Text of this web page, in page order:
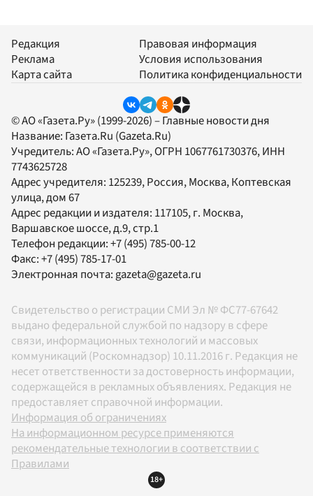
Редакция
Реклама
Карта сайта
Правовая информация
Условия использования
Политика конфиденциальности
© АО «Газета.Ру» (1999-2026) – Главные новости дня
Название: Газета.Ru (Gazeta.Ru)
Учредитель:АО «Газета.Ру», ОГРН 1067761730376, ИНН
7743625728
Адрес учредителя: 125239, Россия, Москва, Коптевская
улица, дом 67
Адрес редакции и издателя: 117105, г. Москва,
Варшавское шоссе, д.9, стр.1
Телефон редакции:+7 (495) 785-00-12
Факс:+7 (495) 785-17-01
Электронная почта:gazeta@gazeta.ru
Свидетельство о регистрации СМИ Эл № ФС77-67642
выдано федеральной службой по надзору в сфере
связи, информационных технологий и массовых
коммуникаций (Роскомнадзор) 10.11.2016 г. Редакция не
несет ответственности за достоверность информации,
содержащейся в рекламных объявлениях. Редакция не
предоставляет справочной информации.
Информация об ограничениях
На информационном ресурсе применяются
рекомендательные технологии в соответствии с
Правилами
18+